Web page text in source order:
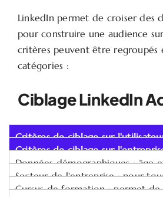
LinkedIn permet de croiser des
pour construire une audience
critères peuvent être regroupés
catégories :
Ciblage LinkedIn
Critères de ciblage sur
Critères de ciblage sur
Données démographiques : âge
profil pour adapter le message à
générations professionnelles.
Secteur de l'entreprise : pour
spécifiques (Technologie,
Cursus de formation : permet